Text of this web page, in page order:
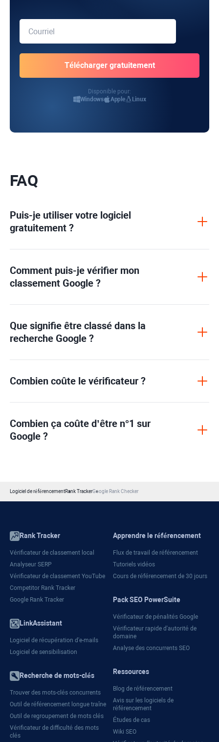
Disponible pour:
Windows
Apple Linux
FAQ
Puis-je utiliser votre logiciel
gratuitement ?
Comment puis-je vérifier mon
classement Google ?
Que signifie être classé dans la
recherche Google ?
Combien coûte le vérificateur ?
Combien ça coûte d’être n°1 sur
Google ?
Logiciel de référencementRank TrackerGoogle Rank Checker
Rank Tracker
Vérificateur de classement local
Analyseur SERP
Vérificateur de classement YouTube
Competitor Rank Tracker
Google Rank Tracker
LinkAssistant
Logiciel de récupération d'e-mails
Logiciel de sensibilisation
Recherche de mots-clés
Trouver des mots-clés concurrents
Outil de référencement longue traîne
Outil de regroupement de mots clés
Vérificateur de difficulté des mots
clés
Apprendre le référencement
Flux de travail de référencement
Tutoriels vidéos
Cours de référencement de 30 jours
Pack SEO PowerSuite
Vérificateur de pénalités Google
Vérificateur rapide d'autorité de
domaine
Analyse des concurrents SEO
Ressources
Blog de référencement
Avis sur les logiciels de
référencement
Études de cas
Wiki SEO